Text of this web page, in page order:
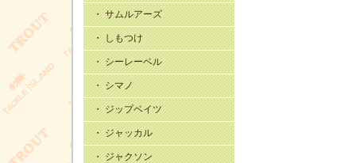
・ サムルアーズ
・ しもつけ
・ シーレーベル
・ シマノ
・ ジップベイツ
・ ジャッカル
・ ジャクソン